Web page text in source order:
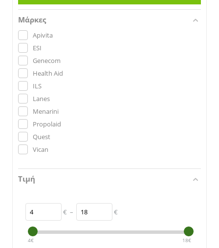
Μάρκες
Apivita
ESI
Genecom
Health Aid
ILS
Lanes
Menarini
Propolaid
Quest
Vican
Τιμή
€ – €
4€ 18€